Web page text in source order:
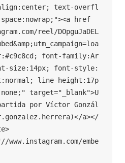
text-overfl
href
reel/DOpguJaDEL
font-family:Ar
size:14px; font-style:
line-height:17p
target="_blank">U
por Víctor Gonzál
a></
embe